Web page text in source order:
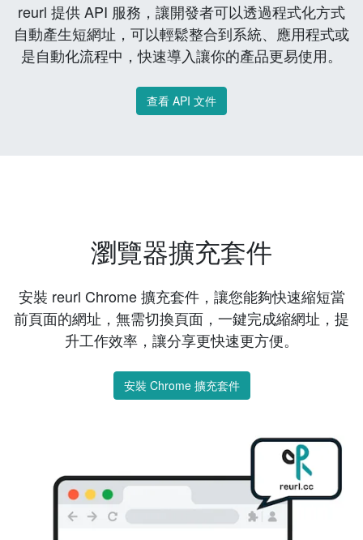
reurl 提供 API 服務，讓開發者可以透過程式化方式
自動產生短網址，可以輕鬆整合到系統、應用程式或
是自動化流程中，快速導入讓你的產品更易使用。
查看 API 文件
瀏覽器擴充套件
安裝 reurl Chrome 擴充套件，讓您能夠快速縮短當
前頁面的網址，無需切換頁面，一鍵完成縮網址，提
升工作效率，讓分享更快速更方便。
安裝 Chrome 擴充套件